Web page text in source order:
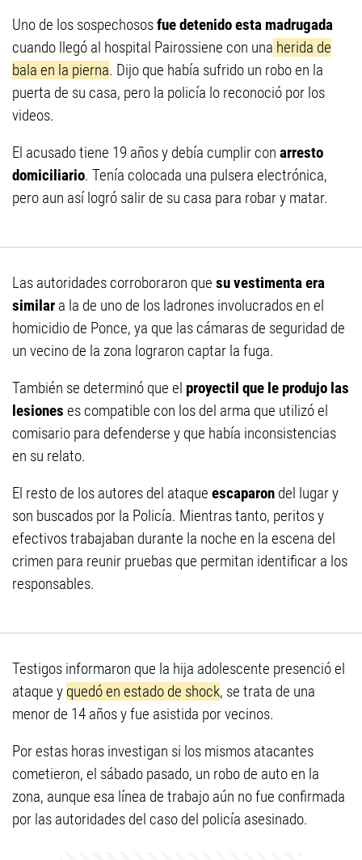
Uno de los sospechososfue detenido esta madrugada
cuando llegó al hospital Pairossiene con una herida de
bala en la pierna. Dijo que había sufrido un robo en la
puerta de su casa, pero la policía lo reconoció por los
videos.
El acusado tiene 19 años y debía cumplir con arresto
domiciliario. Tenía colocada una pulsera electrónica,
pero aun así logró salir de su casa para robar y matar.
Las autoridades corroboraron que su vestimenta era
similar a la de uno de los ladrones involucrados en el
homicidio de Ponce, ya que las cámaras de seguridad de
un vecino de la zona lograron captar la fuga.
También se determinó que el proyectil que le produjo las
lesiones es compatible con los del arma que utilizó el
comisario para defenderse y que había inconsistencias
en su relato.
El resto de los autores del ataque escaparon del lugar y
son buscados por la Policía. Mientras tanto, peritos y
efectivos trabajaban durante la noche en la escena del
crimen para reunir pruebas que permitan identificar a los
responsables.
Testigos informaron que la hija adolescente presenció el
ataque y quedó en estado de shock, se trata de una
menor de 14 años y fue asistida por vecinos.
Por estas horas investigan si los mismos atacantes
cometieron, el sábado pasado, un robo de auto en la
zona, aunque esa línea de trabajo aún no fue confirmada
por las autoridades del caso del policía asesinado.